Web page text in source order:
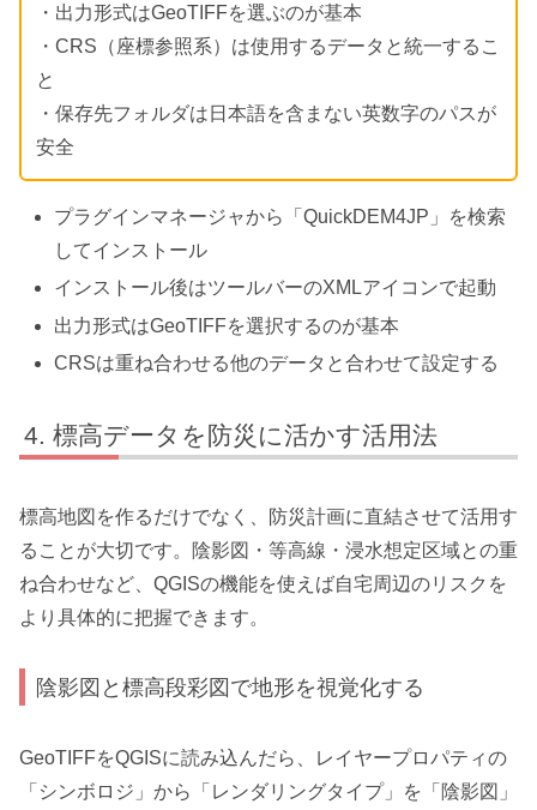
・出力形式はGeoTIFFを選ぶのが基本
・CRS（座標参照系）は使用するデータと統一するこ
と
・保存先フォルダは日本語を含まない英数字のパスが
安全
プラグインマネージャから「QuickDEM4JP」を検索
してインストール
インストール後はツールバーのXMLアイコンで起動
出力形式はGeoTIFFを選択するのが基本
CRSは重ね合わせる他のデータと合わせて設定する
標高データを防災に活かす活用法
標高地図を作るだけでなく、防災計画に直結させて活用す
ることが大切です。陰影図・等高線・浸水想定区域との重
ね合わせなど、QGISの機能を使えば自宅周辺のリスクを
より具体的に把握できます。
陰影図と標高段彩図で地形を視覚化する
GeoTIFFをQGISに読み込んだら、レイヤープロパティの
「シンボロジ」から「レンダリングタイプ」を「陰影図」